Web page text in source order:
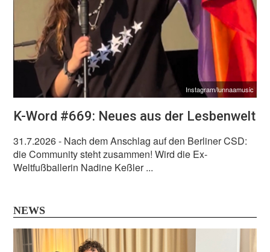
Instagram/lunnaamusic
K-Word #669: Neues aus der Lesbenwelt
31.7.2026- Nach dem Anschlag auf den Berliner CSD:
die Community steht zusammen! Wird die Ex-
Weltfußballerin Nadine Keßler ...
NEWS